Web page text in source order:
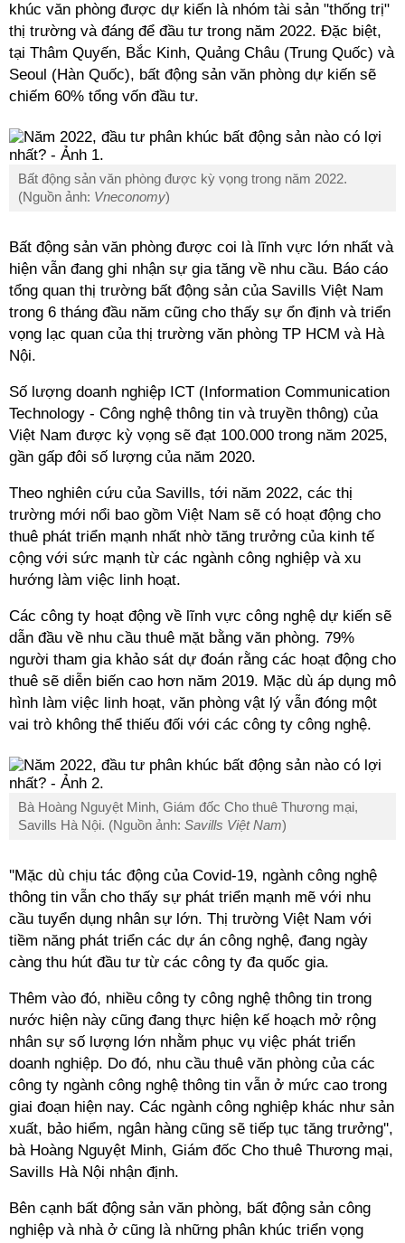
khúc văn phòng được dự kiến là nhóm tài sản "thống trị"
thị trường và đáng để đầu tư trong năm 2022. Đặc biệt,
tại Thâm Quyến, Bắc Kinh, Quảng Châu (Trung Quốc) và
Seoul (Hàn Quốc), bất động sản văn phòng dự kiến sẽ
chiếm 60% tổng vốn đầu tư.
Bất động sản văn phòng được kỳ vọng trong năm 2022.
(Nguồn ảnh: Vneconomy)
Bất động sản văn phòng được coi là lĩnh vực lớn nhất và
hiện vẫn đang ghi nhận sự gia tăng về nhu cầu. Báo cáo
tổng quan thị trường bất động sản của Savills Việt Nam
trong 6 tháng đầu năm cũng cho thấy sự ổn định và triển
vọng lạc quan của thị trường văn phòng TP HCM và Hà
Nội.
Số lượng doanh nghiệp ICT (Information Communication
Technology - Công nghệ thông tin và truyền thông) của
Việt Nam được kỳ vọng sẽ đạt 100.000 trong năm 2025,
gần gấp đôi số lượng của năm 2020.
Theo nghiên cứu của Savills, tới năm 2022, các thị
trường mới nổi bao gồm Việt Nam sẽ có hoạt động cho
thuê phát triển mạnh nhất nhờ tăng trưởng của kinh tế
cộng với sức mạnh từ các ngành công nghiệp và xu
hướng làm việc linh hoạt.
Các công ty hoạt động về lĩnh vực công nghệ dự kiến sẽ
dẫn đầu về nhu cầu thuê mặt bằng văn phòng. 79%
người tham gia khảo sát dự đoán rằng các hoạt động cho
thuê sẽ diễn biến cao hơn năm 2019. Mặc dù áp dụng mô
hình làm việc linh hoạt, văn phòng vật lý vẫn đóng một
vai trò không thể thiếu đối với các công ty công nghệ.
Bà Hoàng Nguyệt Minh, Giám đốc Cho thuê Thương mại,
Savills Hà Nội. (Nguồn ảnh: Savills Việt Nam)
''Mặc dù chịu tác động của Covid-19, ngành công nghệ
thông tin vẫn cho thấy sự phát triển mạnh mẽ với nhu
cầu tuyển dụng nhân sự lớn. Thị trường Việt Nam với
tiềm năng phát triển các dự án công nghệ, đang ngày
càng thu hút đầu tư từ các công ty đa quốc gia.
Thêm vào đó, nhiều công ty công nghệ thông tin trong
nước hiện này cũng đang thực hiện kế hoạch mở rộng
nhân sự số lượng lớn nhằm phục vụ việc phát triển
doanh nghiệp. Do đó, nhu cầu thuê văn phòng của các
công ty ngành công nghệ thông tin vẫn ở mức cao trong
giai đoạn hiện nay. Các ngành công nghiệp khác như sản
xuất, bảo hiểm, ngân hàng cũng sẽ tiếp tục tăng trưởng'',
bà Hoàng Nguyệt Minh, Giám đốc Cho thuê Thương mại,
Savills Hà Nội nhận định.
Bên cạnh bất động sản văn phòng, bất động sản công
nghiệp và nhà ở cũng là những phân khúc triển vọng